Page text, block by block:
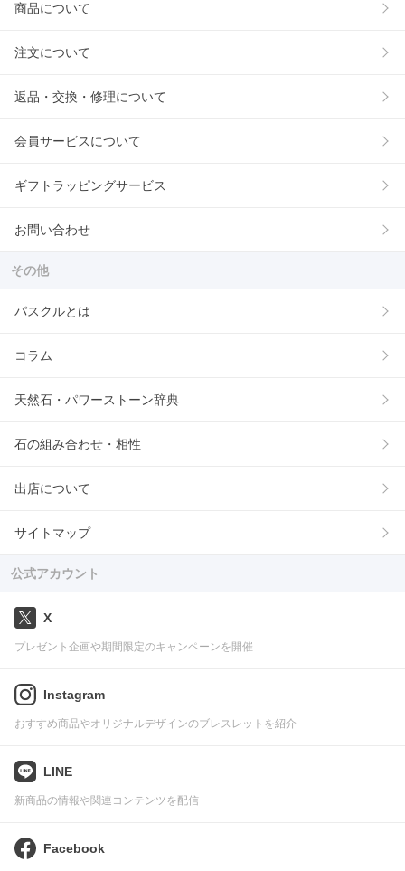
商品について
注文について
返品・交換・修理について
会員サービスについて
ギフトラッピングサービス
お問い合わせ
その他
パスクルとは
コラム
天然石・パワーストーン辞典
石の組み合わせ・相性
出店について
サイトマップ
公式アカウント
X
プレゼント企画や期間限定のキャンペーンを開催
Instagram
おすすめ商品やオリジナルデザインのブレスレットを紹介
LINE
新商品の情報や関連コンテンツを配信
Facebook